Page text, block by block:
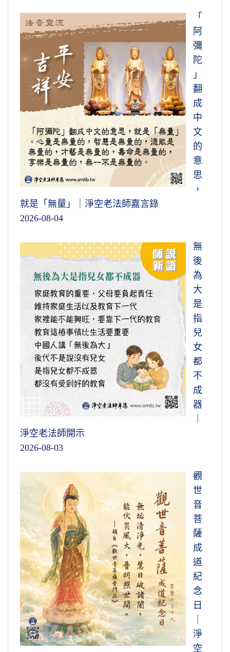
「
阿
彌
陀
」
翻
成
中
文
的
意
思
，
就是「無量」｜淨空老法師嘉言錄
2026-08-04
無
後
為
大
是
指
兒
女
都
不
成
器
淨空老法師開示
2026-08-03
觀
世
音
菩
薩
成
道
紀
念
日
淨
空